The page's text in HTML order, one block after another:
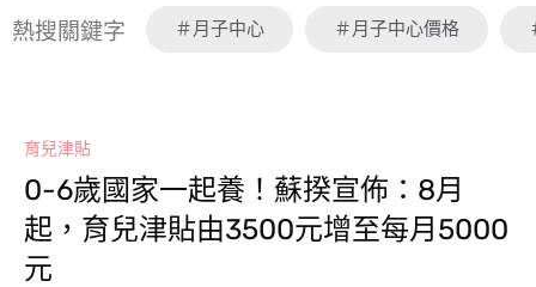
熱搜關鍵字 ＃月子中心 ＃月子中心價格
育兒津貼
0-6歲國家一起養！蘇揆宣佈：8月
起，育兒津貼由3500元增至每月5000
元